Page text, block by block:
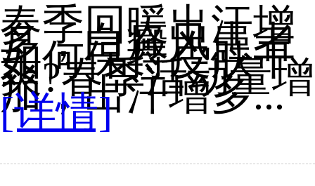
春季回暖出汗增
多，白癜风患者
如何保持皮肤干
爽?春季活动量增
加，出汗增多...
[详情]